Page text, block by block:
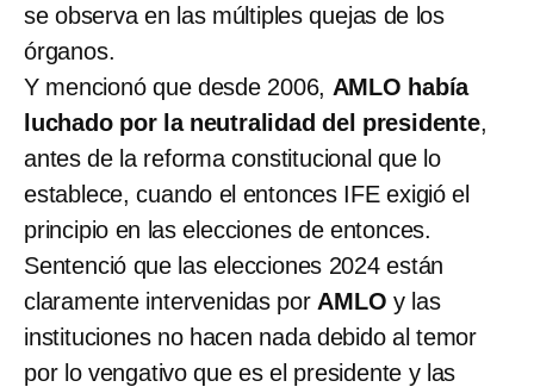
se observa en las múltiples quejas de los
órganos.
Y mencionó que desde 2006, AMLO había
luchado por la neutralidad del presidente,
antes de la reforma constitucional que lo
establece, cuando el entonces IFE exigió el
principio en las elecciones de entonces.
Sentenció que las elecciones 2024 están
claramente intervenidas por AMLO y las
instituciones no hacen nada debido al temor
por lo vengativo que es el presidente y las